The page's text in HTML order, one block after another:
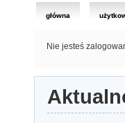
główna
Nie jesteś